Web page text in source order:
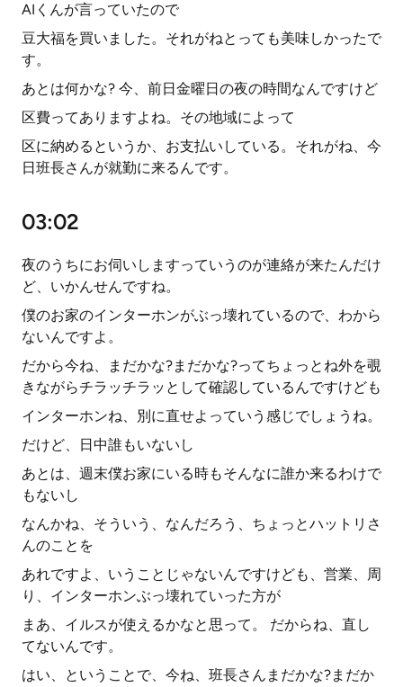
AIくんが言っていたので
豆大福を買いました。それがねとっても美味しかったで
す。
あとは何かな? 今、前日金曜日の夜の時間なんですけど
区費ってありますよね。その地域によって
区に納めるというか、お支払いしている。それがね、今
日班長さんが就勤に来るんです。
03:02
夜のうちにお伺いしますっていうのが連絡が来たんだけ
ど、いかんせんですね。
僕のお家のインターホンがぶっ壊れているので、わから
ないんですよ。
だから今ね、まだかな?まだかな?ってちょっとね外を覗
きながらチラッチラッとして確認しているんですけども
インターホンね、別に直せよっていう感じでしょうね。
だけど、日中誰もいないし
あとは、週末僕お家にいる時もそんなに誰か来るわけで
もないし
なんかね、そういう、なんだろう、ちょっとハットリさ
んのことを
あれですよ、いうことじゃないんですけども、営業、周
り、インターホンぶっ壊れていった方が
まあ、イルスが使えるかなと思って。 だからね、直し
てないんです。
はい、ということで、今ね、班長さんまだかな?まだか